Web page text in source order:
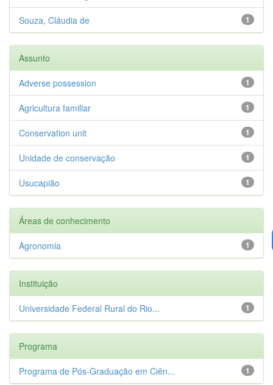
1
Souza, Cláudia de
Assunto
1
Adverse possession
1
Agricultura familiar
1
Conservation unit
1
Unidade de conservação
1
Usucapião
Áreas de conhecimento
1
Agronomia
Instituição
1
Universidade Federal Rural do Rio...
Programa
1
Programa de Pós-Graduação em Ciên...